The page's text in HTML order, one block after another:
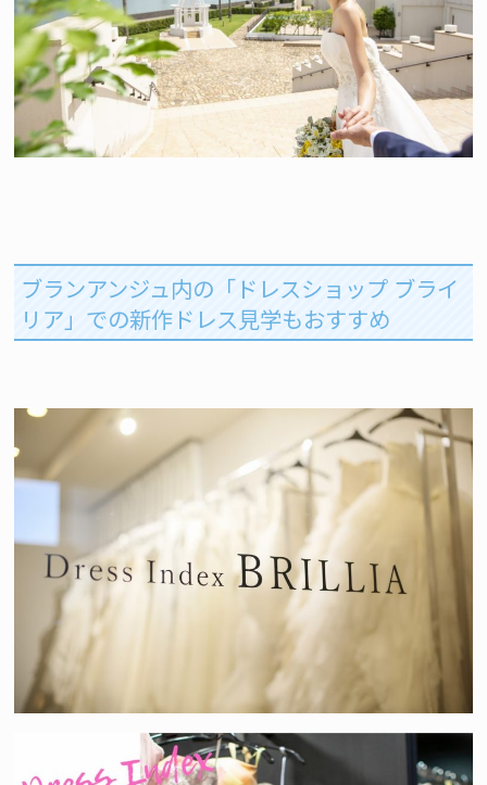
ブランアンジュ内の「ドレスショップ ブライ
リア」での新作ドレス見学もおすすめ